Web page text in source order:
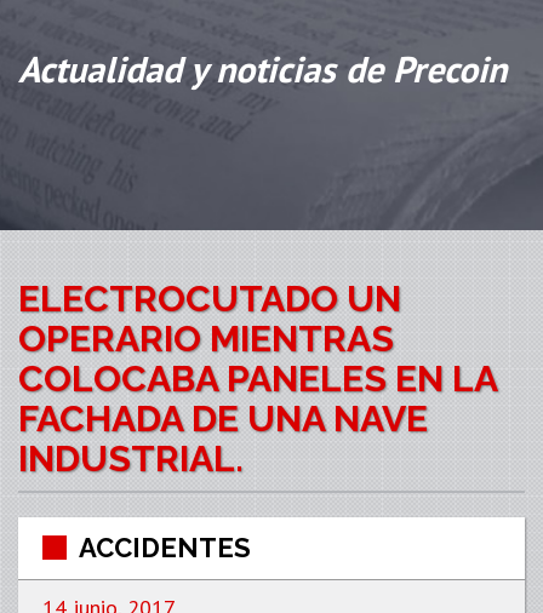
Actualidad y noticias de Precoin
ELECTROCUTADO UN
OPERARIO MIENTRAS
COLOCABA PANELES EN LA
FACHADA DE UNA NAVE
INDUSTRIAL.
ACCIDENTES